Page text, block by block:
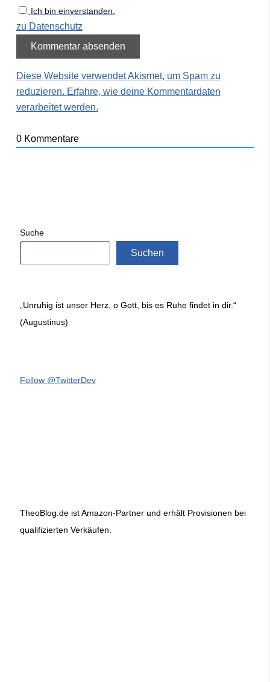
Ich bin einverstanden.
zu Datenschutz
Diese Website verwendet Akismet, um Spam zu
reduzieren. Erfahre, wie deine Kommentardaten
verarbeitet werden.
0Kommentare
Suche
Suchen
„Unruhig ist unser Herz, o Gott, bis es Ruhe findet in dir.“
(Augustinus)
Follow @TwitterDev
TheoBlog.de ist Amazon-Partner und erhält Provisionen bei
qualifizierten Verkäufen.